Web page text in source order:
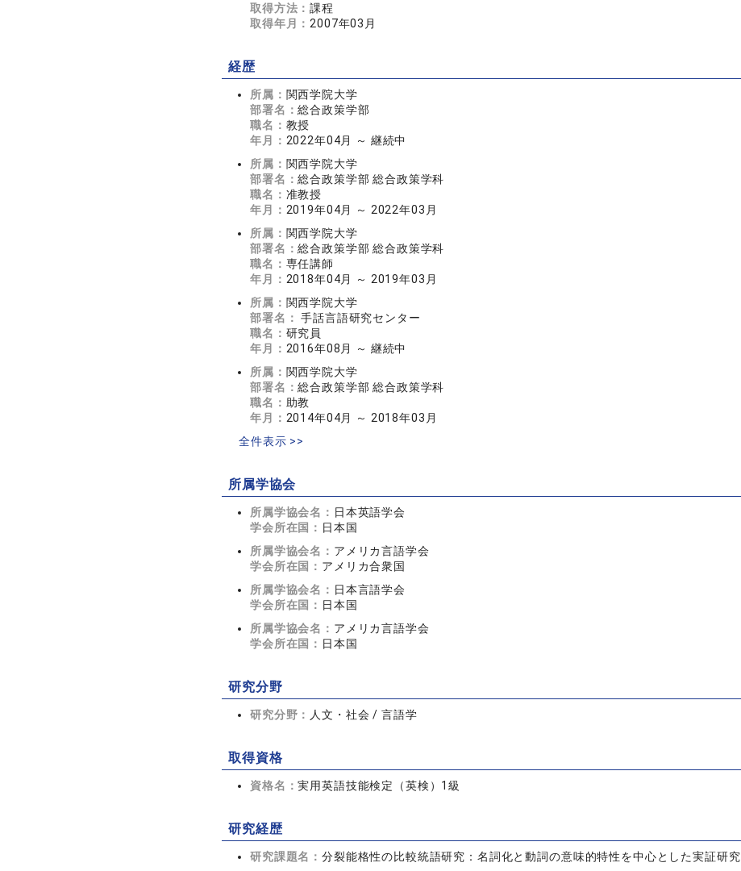
取得方法：課程
取得年月： 2007年03月
経歴
所属： 関西学院大学
部署名：総合政策学部
職名： 教授
年月： 2022年04月 ～ 継続中
所属： 関西学院大学
部署名：総合政策学部 総合政策学科
職名： 准教授
年月： 2019年04月 ～ 2022年03月
所属： 関西学院大学
部署名：総合政策学部 総合政策学科
職名： 専任講師
年月： 2018年04月 ～ 2019年03月
所属： 関西学院大学
部署名： 手話言語研究センター
職名： 研究員
年月： 2016年08月 ～ 継続中
所属： 関西学院大学
部署名：総合政策学部 総合政策学科
職名： 助教
年月： 2014年04月 ～ 2018年03月
全件表示 >>
所属学協会
所属学協会名： 日本英語学会
学会所在国： 日本国
所属学協会名： アメリカ言語学会
学会所在国： アメリカ合衆国
所属学協会名： 日本言語学会
学会所在国： 日本国
所属学協会名： アメリカ言語学会
学会所在国： 日本国
研究分野
研究分野： 人文・社会 / 言語学
取得資格
資格名：実用英語技能検定（英検）1級
研究経歴
研究課題名：分裂能格性の比較統語研究：名詞化と動詞の意味的特性を中心とした実証研究